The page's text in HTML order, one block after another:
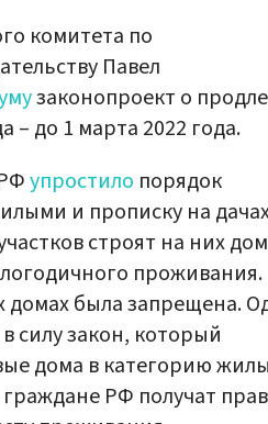
комитета по
Павел
законопроект о
– до 1 марта 2022 года.
упростило порядок
и прописку на
строят на них
проживания.
домах была запрещена.
силу закон, который
дома в категорию
РФ получат